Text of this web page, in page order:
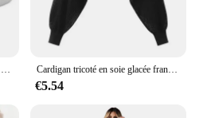
Hommes femmes sans lacet maille chaussures à bout large minimaliste pieds nus zéro goutte large boîte chaussures plates décontracté appartements grande taille 51 52 53 54 Cardigan tricoté en soie glacée française, résistant au soleil, veste fine d'été pour femmes, gilet, jupe à bretelles, châle, chemisier assorti extérieur
€5.54